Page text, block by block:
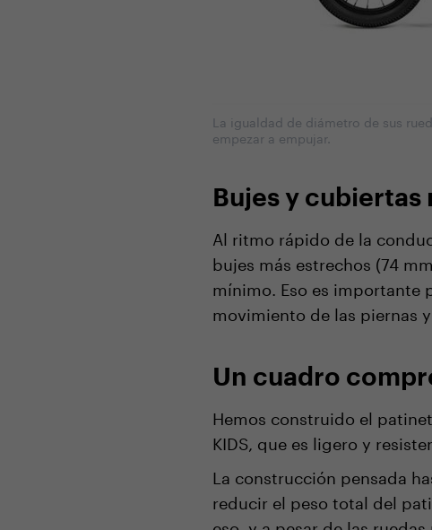
La igualdad de diámetro de sus
empezar a empujar.
Bujes y cubiertas
Al ritmo rápido de la
bujes más estrechos (74
mínimo. Eso es importante
movimiento de las piernas
Un cuadro
Hemos construido el
KIDS, que es ligero y
La construcción pensada
reducir el peso total del